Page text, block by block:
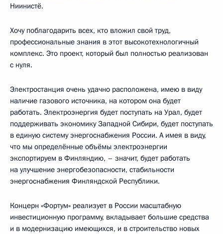
Ниинистё.
Хочу поблагодарить всех, кто вложил свой труд,
профессиональные знания в этот высокотехнологичный
комплекс. Это проект, который был полностью реализован
с нуля.
Электростанция очень удачно расположена, имею в виду
наличие газового источника, на котором она будет
работать. Электроэнергия будет поступать на Урал, будет
поддерживать экономику Западной Сибири, будет поступать
в единую систему энергоснабжения России. А имея в виду,
что мы определённые объёмы электроэнергии
экспортируем в Финляндию, – значит, будет работать
на улучшение энергобезопасности, стабильности
энергоснабжения Финляндской Республики.
Концерн «Фортум» реализует в России масштабную
инвестиционную программу, вкладывает большие средства
и в модернизацию имеющихся, и в строительство новых